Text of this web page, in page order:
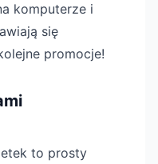
komputerze i
się
promocje!
to prosty